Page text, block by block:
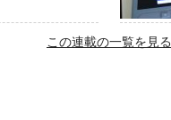
この連載の一覧を見る